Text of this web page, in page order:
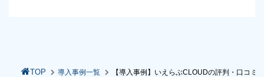
TOP 導入事例一覧 【導入事例】いえらぶCLOUDの評判・口コミ